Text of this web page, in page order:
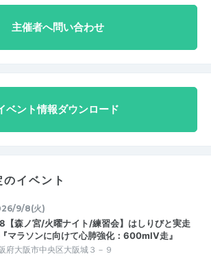
主催者へ問い合わせ
ベント情報ダウンロード
イベント
9/8(火)
【森ノ宮/火曜ナイト/練習会】はしりびと実走
マラソンに向けて心肺強化：600mIV走』
府大阪市中央区大阪城３－９